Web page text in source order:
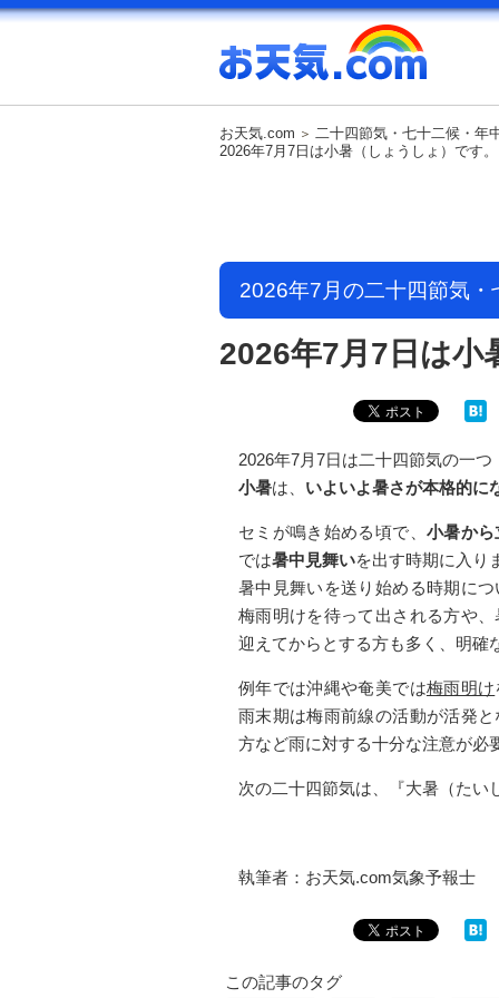
お天気.com 二十四節気・七十二候・年
2026年7月7日は小暑（しょうしょ）です。
2026年7月の二十四節気
2026年7月7日は小
2026年7月7日は二十四節気の一つ
小暑は、 いよいよ暑さが本格的に
セミが鳴き始める頃で、 小暑から
では暑中見舞いを出す時期に入り
暑中見舞いを送り始める時期に
梅雨明けを待って出される方や
迎えてからとする方も多く、明確
例年では沖縄や奄美では梅雨明け
雨末期は梅雨前線の活動が活発
方など雨に対する十分な注意が必
次の二十四節気は、『大暑（たい
執筆者：お天気.com気象予報士
この記事のタグ